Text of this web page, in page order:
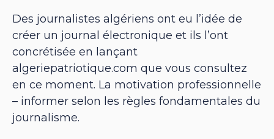
Des journalistes algériens ont eu l’idée de
créer un journal électronique et ils l’ont
concrétisée en lançant
algeriepatriotique.com que vous consultez
en ce moment. La motivation professionnelle
– informer selon les règles fondamentales du
journalisme.